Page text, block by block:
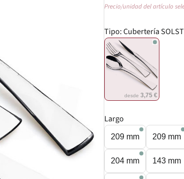
Precio/unidad del artículo
Tipo:Cubertería
desde3,75 €
Largo
209 mm 209 mm
204 mm 143 mm